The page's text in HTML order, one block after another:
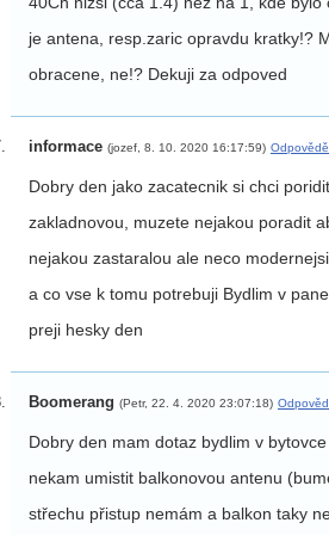
je antena, resp.zaric opravdu kratky!?
obracene, ne!? Dekuji za odpoved
informace (jozef, 8. 10. 2020 16:17:59)
Dobry den jako zacatecnik si chci
zakladnovou, muzete nejakou poradit
nejakou zastaralou ale neco
a co vse k tomu potrebuji Bydlim v
preji hesky den
Boomerang (Petr, 22. 4. 2020 23:07:18)
Dobry den mam dotaz bydlim v
nekam umistit balkonovou antenu
střechu přistup nemám a balkon taky